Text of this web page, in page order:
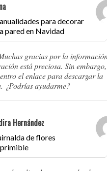
para decorar
pared en Navidad
gracias por la
está preciosa. Sin embargo,
el enlace para descargar la
¿Podrías ayudarme?
Hernández
de flores